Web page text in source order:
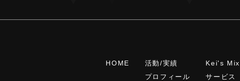
HOME
活動/実績
プロフィール
Kei's
サービス